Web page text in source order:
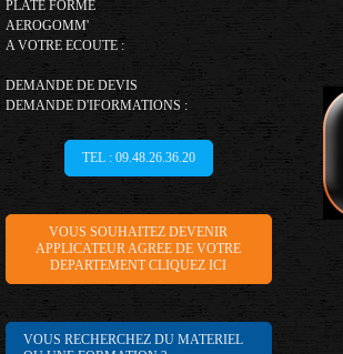
PLATE FORME
AEROGOMM'
A VOTRE ECOUTE :
DEMANDE DE DEVIS
DEMANDE D'IFORMATIONS :
TEL : 09.48.26.36.20
VOUS SOUHAITEZ DEVENIR
APPLICATEUR AGREE DE VOTRE
DEPARTEMENT CLIQUEZ ICI
VOUS RECHERCHEZ DU MATERIEL